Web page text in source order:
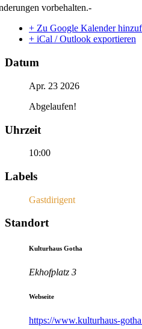
vorbehalten.-
+ Zu Google Kalender
+ iCal / Outlook exportieren
Datum
Apr. 23 2026
Abgelaufen!
Uhrzeit
10:00
Labels
Gastdirigent
Standort
Kulturhaus Gotha
Ekhofplatz 3
Webseite
https://www.kulturhaus-